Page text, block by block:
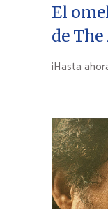
El
de
¡Hasta